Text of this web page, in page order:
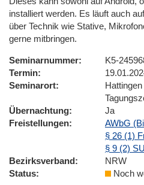
installiert werden. Es läuft auch
über Technik wie Stative,
gerne mitbringen.
Seminarnummer
K5-
Termin
Seminarort
Übernachtung
Ja
Freistellungen
AWbG
§ 26 (1)
§ 9 (2)
Bezirksverband
NRW
Status
Noch